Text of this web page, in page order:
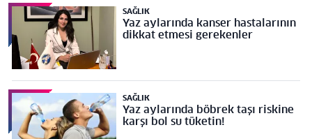
SAĞLIK
Yaz aylarında kanser hastalarının
dikkat etmesi gerekenler
SAĞLIK
Yaz aylarında böbrek taşı riskine
karşı bol su tüketin!